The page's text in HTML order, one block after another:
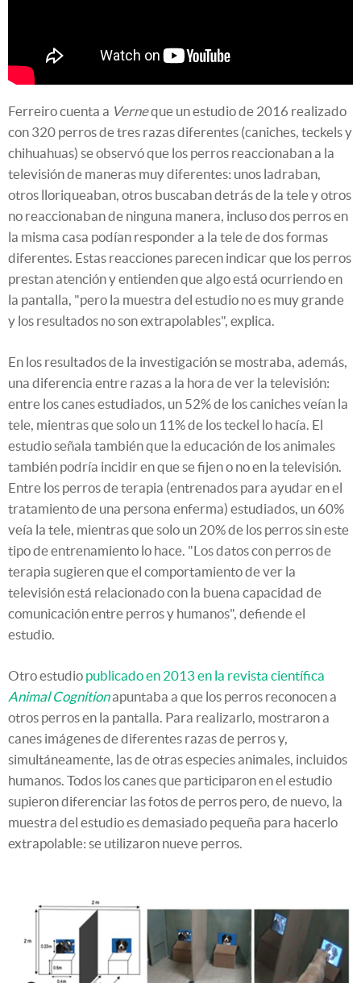
Ferreiro cuenta a Verneque un estudio de 2016 realizado
con 320 perros de tres razas diferentes (caniches, teckels y
chihuahuas) se observó que los perros reaccionaban a la
televisión de maneras muy diferentes: unos ladraban,
otros lloriqueaban, otros buscaban detrás de la tele y otros
no reaccionaban de ninguna manera, incluso dos perros en
la misma casa podían responder a la tele de dos formas
diferentes. Estas reacciones parecen indicar que los perros
prestan atención y entienden que algo está ocurriendo en
la pantalla, "pero la muestra del estudio no es muy grande
y los resultados no son extrapolables", explica.
En los resultados de la investigación se mostraba, además,
una diferencia entre razas a la hora de ver la televisión:
entre los canes estudiados, un 52% de los caniches veían la
tele, mientras que solo un 11% de los teckel lo hacía. El
estudio señala también que la educación de los animales
también podría incidir en que se fijen o no en la televisión.
Entre los perros de terapia (entrenados para ayudar en el
tratamiento de una persona enferma) estudiados, un 60%
veía la tele, mientras que solo un 20% de los perros sin este
tipo de entrenamiento lo hace. "Los datos con perros de
terapia sugieren que el comportamiento de ver la
televisión está relacionado con la buena capacidad de
comunicación entre perros y humanos", defiende el
estudio.
Otro estudio publicado en 2013 en la revista científica
Animal Cognitionapuntaba a que los perros reconocen a
otros perros en la pantalla. Para realizarlo, mostraron a
canes imágenes de diferentes razas de perros y,
simultáneamente, las de otras especies animales, incluidos
humanos. Todos los canes que participaron en el estudio
supieron diferenciar las fotos de perros pero, de nuevo, la
muestra del estudio es demasiado pequeña para hacerlo
extrapolable: se utilizaron nueve perros.